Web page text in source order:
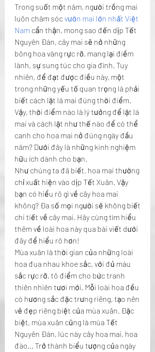
Trong suốt một năm, người trồng mai
luôn chăm sóc vườn mai lớn nhất Việt
Nam cẩn thận, mong sao đến dịp Tết
Nguyên Đán, cây mai sẽ nở những
bông hoa vàng rực rỡ, mang lại điềm
lành, sự sung túc cho gia đình. Tuy
nhiên, để đạt được điều này, một
trong những yếu tố quan trọng là phải
biết cách lặt lá mai đúng thời điểm.
Vậy, thời điểm nào là lý tưởng để lặt lá
mai và cách lặt như thế nào để có thể
canh cho hoa mai nở đúng ngày đầu
năm? Dưới đây là những kinh nghiệm
hữu ích dành cho bạn.
Như chúng ta đã biết, hoa mai thường
chỉ xuất hiện vào dịp Tết Xuân. Vậy
bạn có hiểu rõ gì về cây hoa mai
không? Đa số mọi người sẽ không biết
chi tiết về cây mai. Hãy cùng tìm hiểu
thêm về loài hoa này qua bài viết dưới
đây để hiểu rõ hơn!
Mùa xuân là thời gian của những loài
hoa đua nhau khoe sắc, với đủ màu
sắc rực rỡ, tô điểm cho bức tranh
thiên nhiên tươi mới. Mỗi loài hoa đều
có hương sắc đặc trưng riêng, tạo nên
vẻ đẹp riêng biệt của mùa xuân. Đặc
biệt, mùa xuân cũng là mùa Tết
Nguyên Đán, lúc này cây hoa mai, hoa
đào... Trở thành biểu tượng của ngày